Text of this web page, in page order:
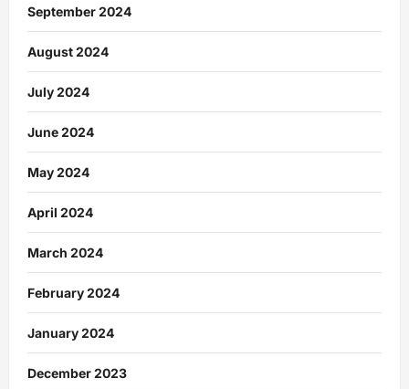
September 2024
August 2024
July 2024
June 2024
May 2024
April 2024
March 2024
February 2024
January 2024
December 2023